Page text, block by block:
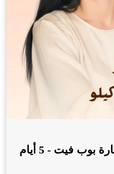
بروتوكول العيد من سارة بوب فيت - 5 أيام